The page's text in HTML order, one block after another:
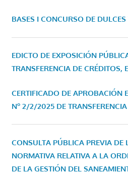
BASES I CONCURSO DE
EDICTO DE EXPOSICIÓN
TRANSFERENCIA DE CRÉDITOS,
CERTIFICADO DE APROBACIÓN
Nº 2/2/2025 DE
CONSULTA PÚBLICA PREVIA DE
NORMATIVA RELATIVA A LA
DE LA GESTIÓN DEL